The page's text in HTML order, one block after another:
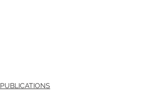
PUBLICATIONS